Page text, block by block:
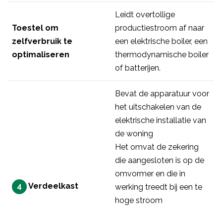
Toestel om
zelfverbruik te
optimaliseren
Leidt overtollige
productiestroom af naar
een elektrische boiler, een
thermodynamische boiler
of batterijen.
4 Verdeelkast
Bevat de apparatuur voor
het uitschakelen van de
elektrische installatie van
de woning
Het omvat de zekering
die aangesloten is op de
omvormer en die in
werking treedt bij een te
hoge stroom